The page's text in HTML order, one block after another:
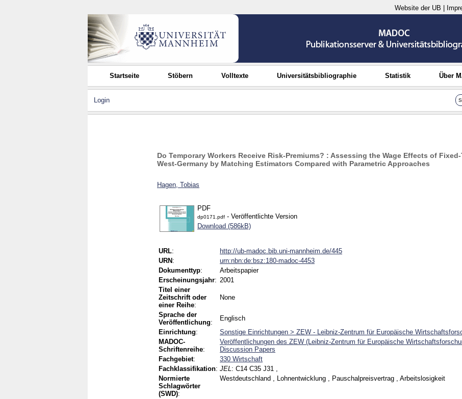
Website der UB
Startseite Stöbern Volltexte Universitätsbibliographie Statistik Über
Login
Do Temporary Workers Receive Risk-Premiums? : Assessing the Wage Effects of
West-Germany by Matching Estimators Compared with Parametric Approaches
Hagen, Tobias
PDF
dp0171.pdf - Veröffentlichte Version
Download (586kB)
URL:
http://ub-madoc.bib.uni-mannheim.de/445
URN :
urn:nbn:de:bsz:180-madoc-4453
Dokumenttyp:
Arbeitspapier
Erscheinungsjahr: 2001
Titel einer
Zeitschrift oder
einer Reihe:
None
Sprache der
Veröffentlichung:
Englisch
Einrichtung:
Sonstige Einrichtungen > ZEW - Leibniz-Zentrum für Europäische
MADOC-
Schriftenreihe:
Veröffentlichungen des ZEW (Leibniz-Zentrum für Europäische
Discussion Papers
Fachgebiet:
330 Wirtschaft
Fachklassifikation: JEL: C14 C35 J31 ,
Normierte
Schlagwörter
(SWD):
Westdeutschland , Lohnentwicklung , Pauschalpreisvertrag , Arbeitslosigkeit